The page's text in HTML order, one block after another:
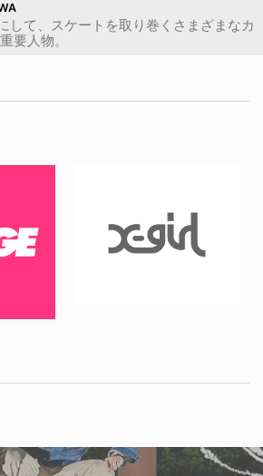
して、スケートを取り巻くさまざまなカ
要人物。